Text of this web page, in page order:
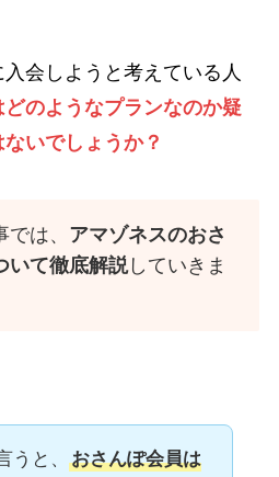
会しようと考えている人
のようなプランなのか疑
いでしょうか？
は、 アマゾネスのおさ
いて徹底解説していきま
うと、
おさんぽ会員は